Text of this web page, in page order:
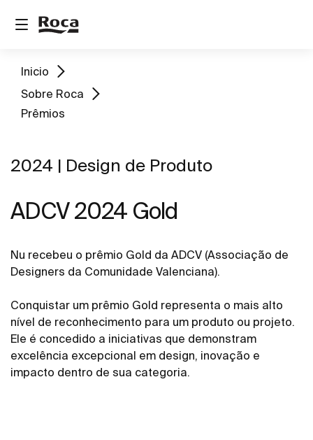
Inicio
Sobre Roca
Prêmios
2024 | Design de Produto
ADCV 2024 Gold ​
Nu recebeu o prêmio Gold da ADCV (Associação de
Designers da Comunidade Valenciana).
Conquistar um prêmio Gold representa o mais alto
nível de reconhecimento para um produto ou projeto.
Ele é concedido a iniciativas que demonstram
excelência excepcional em design, inovação e
impacto dentro de sua categoria.